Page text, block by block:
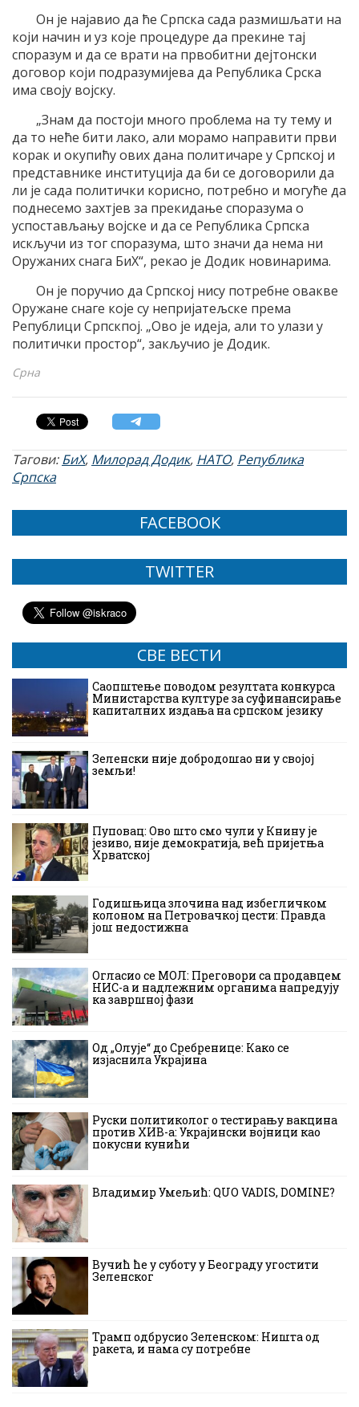
Он је најавио да ће Српска сада размишљати на
који начин и уз које процедуре да прекине тај
споразум и да се врати на првобитни дејтонски
договор који подразумијева да Република Срска
има своју војску.
„Знам да постоји много проблема на ту тему и
да то неће бити лако, али морамо направити први
корак и окупићу ових дана политичаре у Српској и
представнике институција да би се договорили да
ли је сада политички корисно, потребно и могуће да
поднесемо захтјев за прекидање споразума о
успостављању војске и да се Република Српска
искључи из тог споразума, што значи да нема ни
Оружаних снага БиХ“, рекао је Додик новинарима.
Он је поручио да Српској нису потребне овакве
Оружане снаге које су непријатељске према
Републици Српскпој. „Ово је идеја, али то улази у
политички простор“, закључио је Додик.
Срна
Тагови:БиХ, Милорад Додик, НАТО, Република
Српска
FACEBOOK
TWITTER
СВЕ ВЕСТИ
Саопштење поводом резултата конкурса
Министарства културе за суфинансирање
капиталних издања на српском језику
Зеленски није добродошао ни у својој
земљи!
Пуповац: Ово што смо чули у Книну је
језиво, није демократија, већ пријетња
Хрватској
Годишњица злочина над избегличком
колоном на Петровачкој цести: Правда
још недостижна
Огласио се МОЛ: Преговори са продавцем
НИС-а и надлежним органима напредују
ка завршној фази
Од „Олује“ до Сребренице: Како се
изјаснила Украјина
Руски политиколог о тестирању вакцина
против ХИВ-а: Украјински војници као
покусни кунићи
Владимир Умељић: QUO VADIS, DOMINE?
Вучић ће у суботу у Београду угостити
Зеленског
Трамп одбрусио Зеленском: Ништа од
ракета, и нама су потребне